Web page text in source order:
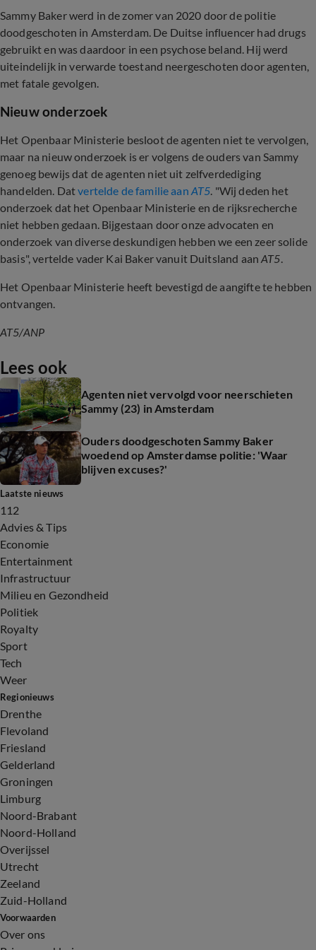
Sammy Baker werd in de zomer van 2020 door de politie
doodgeschoten in Amsterdam. De Duitse influencer had drugs
gebruikt en was daardoor in een psychose beland. Hij werd
uiteindelijk in verwarde toestand neergeschoten door agenten,
met fatale gevolgen.
Nieuw onderzoek
Het Openbaar Ministerie besloot de agenten niet te vervolgen,
maar na nieuw onderzoek is er volgens de ouders van Sammy
genoeg bewijs dat de agenten niet uit zelfverdediging
handelden. Datvertelde de familie aan AT5. "Wij deden het
onderzoek dat het Openbaar Ministerie en de rijksrecherche
niet hebben gedaan. Bijgestaan ​​door onze advocaten en
onderzoek van diverse deskundigen hebben we een zeer solide
basis", vertelde vader Kai Baker vanuit Duitsland aanAT5.
Het Openbaar Ministerie heeft bevestigd de aangifte te hebben
ontvangen.
AT5/ANP
Lees ook
Agenten niet vervolgd voor neerschieten
Sammy (23) in Amsterdam
Ouders doodgeschoten Sammy Baker
woedend op Amsterdamse politie: 'Waar
blijven excuses?'
Laatste nieuws
112
Advies & Tips
Economie
Entertainment
Infrastructuur
Milieu en Gezondheid
Politiek
Royalty
Sport
Tech
Weer
Regionieuws
Drenthe
Flevoland
Friesland
Gelderland
Groningen
Limburg
Noord-Brabant
Noord-Holland
Overijssel
Utrecht
Zeeland
Zuid-Holland
Voorwaarden
Over ons